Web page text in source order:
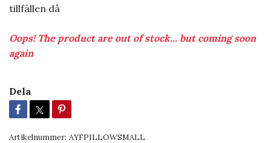
tillfällen då
Oops! The product are out of stock... but coming soon
again
Dela
Artikelnummer: AYFPILLOWSMALL